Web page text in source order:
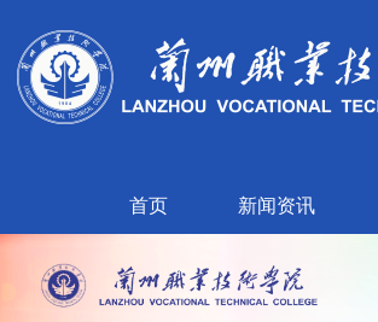
首页 新闻资讯